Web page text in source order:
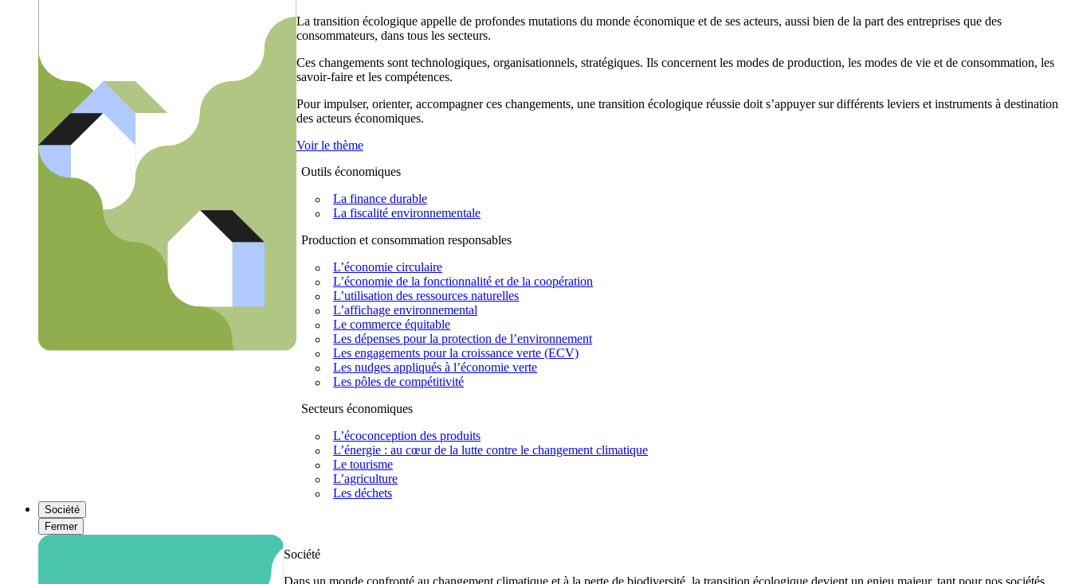
La transition écologique appelle de profondes mutations du monde économique et de ses acteurs, aussi bien de la part des entreprises que des
consommateurs, dans tous les secteurs.
Ces changements sont technologiques, organisationnels, stratégiques. Ils concernent les modes de production, les modes de vie et de consommation, les
savoir-faire et les compétences.
Pour impulser, orienter, accompagner ces changements, une transition écologique réussie doit s’appuyer sur différents leviers et instruments à destination
des acteurs économiques.
Voir le thème
Outils économiques
La finance durable
La fiscalité environnementale
Production et consommation responsables
L’économie circulaire
L’économie de la fonctionnalité et de la coopération
L’utilisation des ressources naturelles
L’affichage environnemental
Le commerce équitable
Les dépenses pour la protection de l’environnement
Les engagements pour la croissance verte (ECV)
Les nudges appliqués à l’économie verte
Les pôles de compétitivité
Secteurs économiques
L’écoconception des produits
L’énergie : au cœur de la lutte contre le changement climatique
Le tourisme
L’agriculture
Les déchets
Société
Fermer
Société
Dans un monde confronté au changement climatique et à la perte de biodiversité, la transition écologique devient un enjeu majeur, tant pour nos sociétés